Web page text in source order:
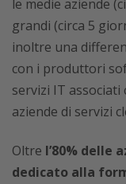
le medie aziende
grandi (circa 5
inoltre una
con i produttori
servizi IT
aziende di servizi
Oltre l’80% delle
dedicato alla